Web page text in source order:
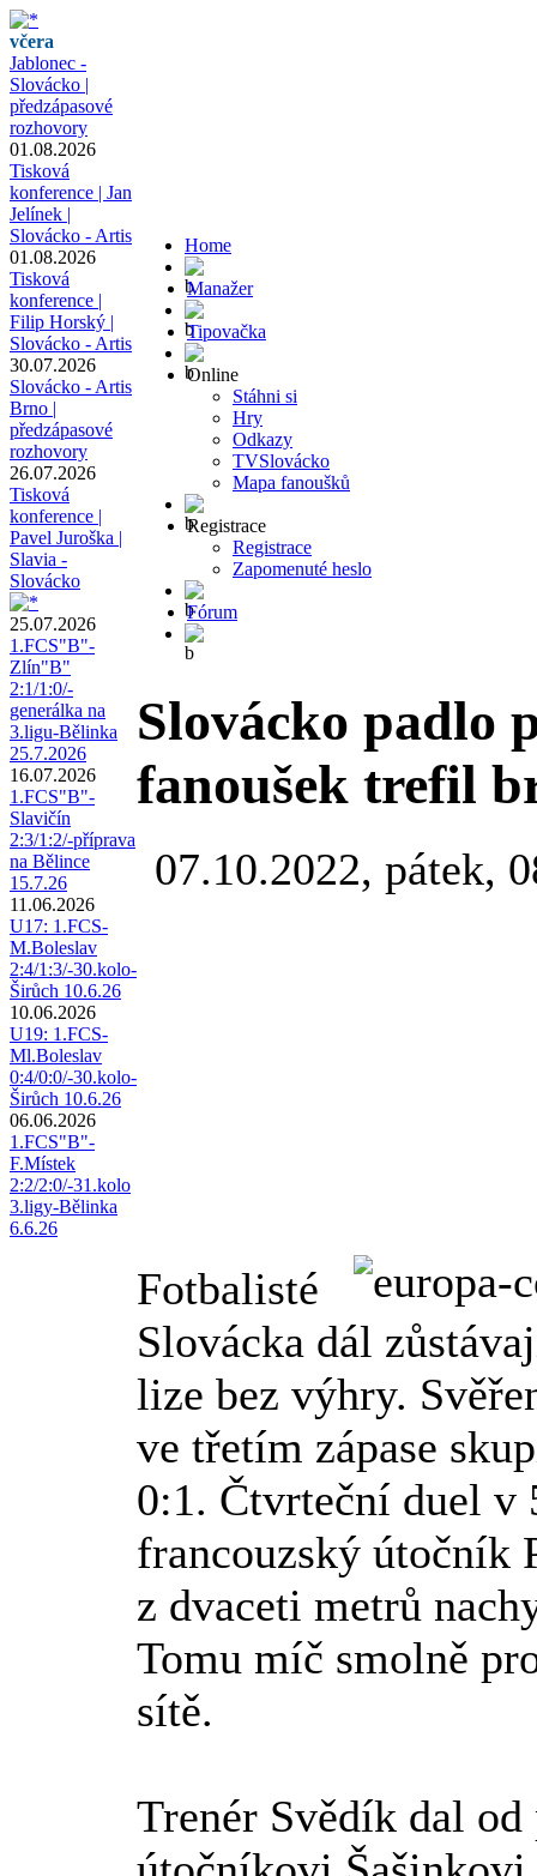
včera
Jablonec -
Slovácko |
předzápasové
rozhovory
01.08.2026
Tisková
konference | Jan
Jelínek |
Slovácko - Artis
01.08.2026
Tisková
konference |
Filip Horský |
Slovácko - Artis
30.07.2026
Slovácko - Artis
Brno |
předzápasové
rozhovory
26.07.2026
Tisková
konference |
Pavel Juroška |
Slavia -
Slovácko
25.07.2026
1.FCS"B"-
Zlín"B"
2:1/1:0/-
generálka na
3.ligu-Bělinka
25.7.2026
16.07.2026
1.FCS"B"-
Slavičín
2:3/1:2/-příprava
na Bělince
15.7.26
11.06.2026
U17: 1.FCS-
M.Boleslav
2:4/1:3/-30.kolo-
Širůch 10.6.26
10.06.2026
U19: 1.FCS-
Ml.Boleslav
0:4/0:0/-30.kolo-
Širůch 10.6.26
06.06.2026
1.FCS"B"-
F.Místek
2:2/2:0/-31.kolo
3.ligy-Bělinka
6.6.26
Home
Manažer
Tipovačka
Online
Stáhni si
Hry
Odkazy
TVSlovácko
Mapa fanoušků
Registrace
Registrace
Zapomenuté heslo
Fórum
Slovácko padlo
fanoušek trefil
07.10.2022, pátek,
Fotbalisté
Slovácka dál
lize bez výhry.
ve třetím zápase
0:1. Čtvrteční duel v
francouzský útočník
z dvaceti metrů
Tomu míč smolně
sítě.
Trenér Svědík dal